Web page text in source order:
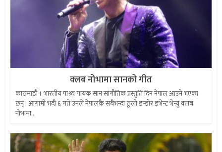
क्लब नोभामा सानको गीत
काठमाडौं । भारतीय पाश्र्व गायक सान सांगीतिक प्रस्तुति दिन नेपाल आउने भएका
छन्। आगामी भदौ ६ गते उनले नेपालकै सबैभन्दा ठूलो इन्डोर इभेन्ट भेन्यु क्लब
नोभामा...